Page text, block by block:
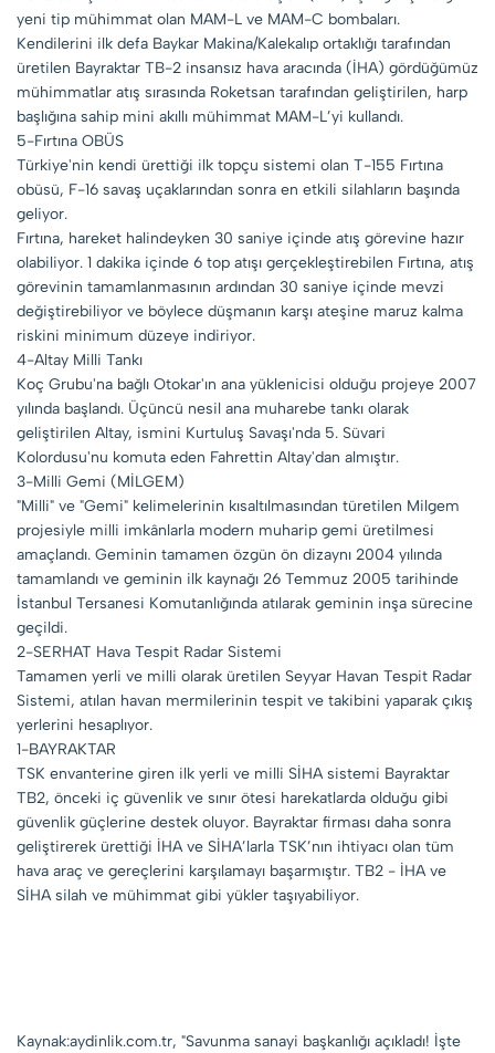
yeni tip mühimmat olan MAM-L ve MAM-C bombaları.
Kendilerini ilk defa Baykar Makina/Kalekalıp ortaklığı tarafından
üretilen Bayraktar TB-2 insansız hava aracında (İHA) gördüğümüz
mühimmatlar atış sırasında Roketsan tarafından geliştirilen, harp
başlığına sahip mini akıllı mühimmat MAM-L’yi kullandı.
5-Fırtına OBÜS
Türkiye'nin kendi ürettiği ilk topçu sistemi olan T-155 Fırtına
obüsü, F-16 savaş uçaklarından sonra en etkili silahların başında
geliyor.
Fırtına, hareket halindeyken 30 saniye içinde atış görevine hazır
olabiliyor. 1 dakika içinde 6 top atışı gerçekleştirebilen Fırtına, atış
görevinin tamamlanmasının ardından 30 saniye içinde mevzi
değiştirebiliyor ve böylece düşmanın karşı ateşine maruz kalma
riskini minimum düzeye indiriyor.
4-Altay Milli Tankı
Koç Grubu'na bağlı Otokar'ın ana yüklenicisi olduğu projeye 2007
yılında başlandı. Üçüncü nesil ana muharebe tankı olarak
geliştirilen Altay, ismini Kurtuluş Savaşı'nda 5. Süvari
Kolordusu'nu komuta eden Fahrettin Altay'dan almıştır.
3-Milli Gemi (MİLGEM)
"Milli" ve "Gemi" kelimelerinin kısaltılmasından türetilen Milgem
projesiyle milli imkânlarla modern muharip gemi üretilmesi
amaçlandı. Geminin tamamen özgün ön dizaynı 2004 yılında
tamamlandı ve geminin ilk kaynağı 26 Temmuz 2005 tarihinde
İstanbul Tersanesi Komutanlığında atılarak geminin inşa sürecine
geçildi.
2-SERHAT Hava Tespit Radar Sistemi
Tamamen yerli ve milli olarak üretilen Seyyar Havan Tespit Radar
Sistemi, atılan havan mermilerinin tespit ve takibini yaparak çıkış
yerlerini hesaplıyor.
1-BAYRAKTAR
TSK envanterine giren ilk yerli ve milli SİHA sistemi Bayraktar
TB2, önceki iç güvenlik ve sınır ötesi harekatlarda olduğu gibi
güvenlik güçlerine destek oluyor. Bayraktar firması daha sonra
geliştirerek ürettiği İHA ve SİHA’larla TSK’nın ihtiyacı olan tüm
hava araç ve gereçlerini karşılamayı başarmıştır. TB2 - İHA ve
SİHA silah ve mühimmat gibi yükler taşıyabiliyor.
Kaynak:aydinlik.com.tr, "Savunma sanayi başkanlığı açıkladı! İşte